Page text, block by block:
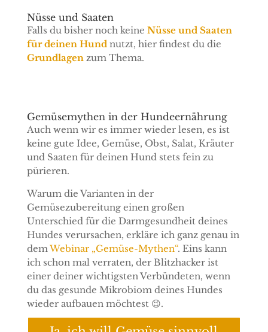
Nüsse und Saaten
Falls du bisher noch keine Nüsse und Saaten
für deinen Hundnutzt, hier findest du die
Grundlagenzum Thema.
Gemüsemythen in der Hundeernährung
Auch wenn wir es immer wieder lesen, es ist
keine gute Idee, Gemüse, Obst, Salat, Kräuter
und Saaten für deinen Hund stets fein zu
pürieren.
Warum die Varianten in der
Gemüsezubereitung einen großen
Unterschied für die Darmgesundheit deines
Hundes verursachen, erkläre ich ganz genau in
demWebinar „Gemüse-Mythen“. Eins kann
ich schon mal verraten, der Blitzhacker ist
einer deiner wichtigsten Verbündeten, wenn
du das gesunde Mikrobiom deines Hundes
wieder aufbauen möchtest 😉.